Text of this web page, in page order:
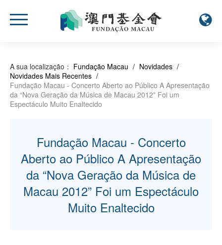
A sua localização： Fundação Macau / Novidades /
Novidades Mais Recentes /
Fundação Macau - Concerto Aberto ao Público A Apresentação
da “Nova Geração da Música de Macau 2012” Foi um
Espectáculo Muito Enaltecido
Fundação Macau - Concerto
Aberto ao Público A Apresentação
da “Nova Geração da Música de
Macau 2012” Foi um Espectáculo
Muito Enaltecido